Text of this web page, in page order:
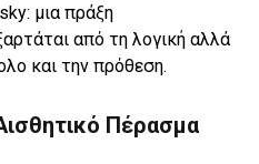
μια πράξη
από τη λογική αλλά
και την πρόθεση.
Πέρασμα